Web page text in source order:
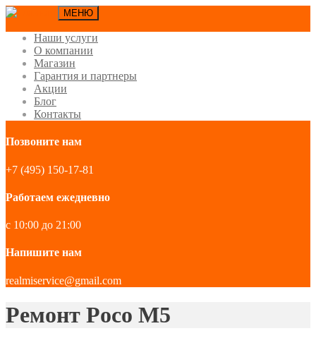
МЕНЮ
Наши услуги
О компании
Магазин
Гарантия и партнеры
Акции
Блог
Контакты
Позвоните нам
+7 (495) 150-17-81
Работаем ежедневно
с 10:00 до 21:00
Напишите нам
realmiservice@gmail.com
Ремонт Poco M5